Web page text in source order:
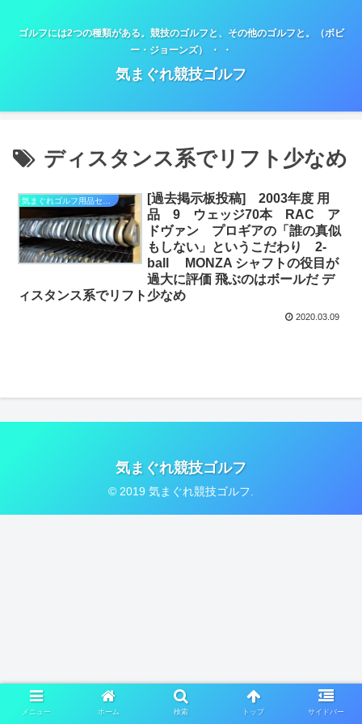
ゴルフには2つの種類がある。競技のゴルフと、その他のゴルフと。（ボビ
ー・ジョーンズ） ・ ・
気まぐれ競技ゴルフ
ディスタンス系でリフト少なめ
[過去掲示板投稿] 2003年度 用
品 9 ウェッジ70本 RAC ア
ドヴァン プロギアの「誰の真似
もしない」というこだわり 2-
ball MONZA シャフトの役目が
過大に評価 飛ぶのはボールだ デ
ィスタンス系でリフト少なめ
2020.03.09
気まぐれ競技ゴルフ
© 2019 気まぐれ競技ゴルフ.
メニュー ホーム 検索 トップ サイドバー